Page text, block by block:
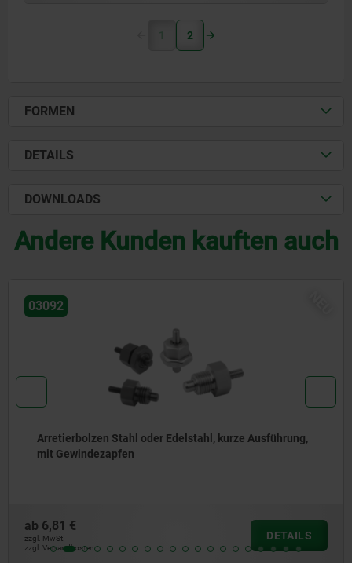
1 2
FORMEN
DETAILS
DOWNLOADS
Andere Kunden kauften auch
kurze Ausführung,
Arretierbolzen Stahl oder
zzgl. Versandkosten